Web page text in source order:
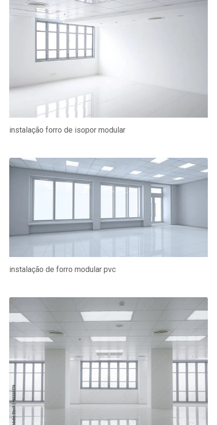
instalação forro de isopor modular
instalação de forro modular pvc